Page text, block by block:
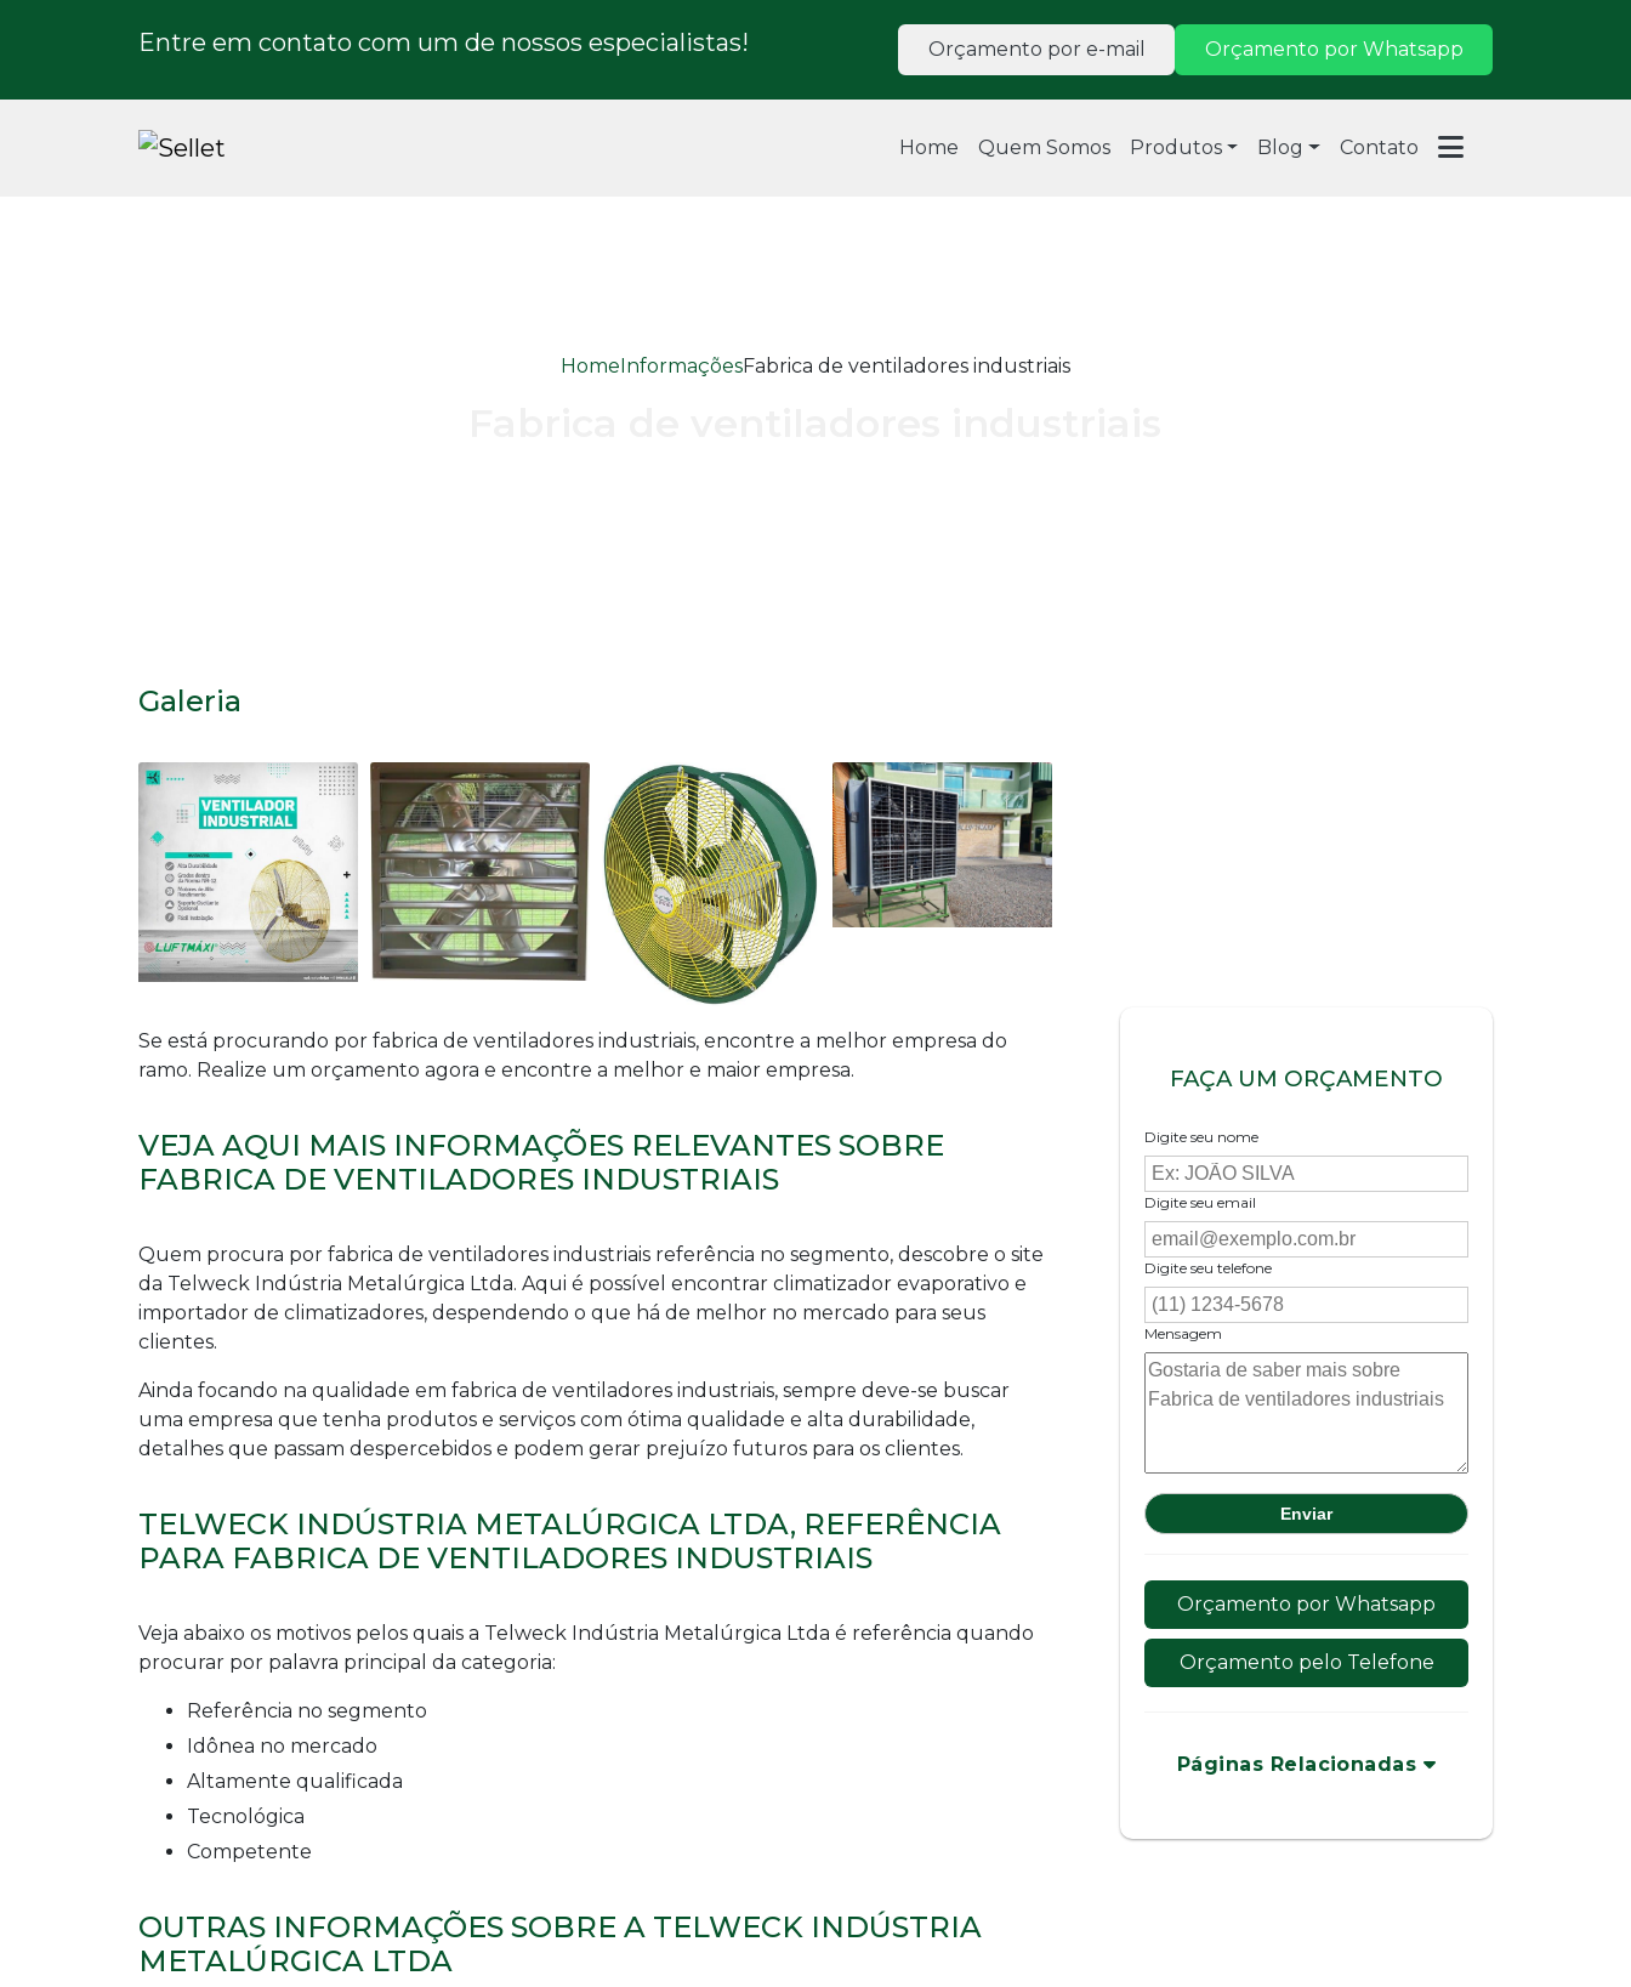
Entre em contato com um de nossos especialistas! Orçamento por e-mail Orçamento por Whatsapp
Home Quem Somos Produtos Blog Contato
Home InformaçõesFabrica de ventiladores industriais
Galeria
Se está procurando por fabrica de ventiladores industriais, encontre a melhor empresa do
ramo. Realize um orçamento agora e encontre a melhor e maior empresa.
VEJA AQUI MAIS INFORMAÇÕES RELEVANTES SOBRE
FABRICA DE VENTILADORES INDUSTRIAIS
Quem procura por fabrica de ventiladores industriais referência no segmento, descobre o site
da Telweck Indústria Metalúrgica Ltda. Aqui é possível encontrar climatizador evaporativo e
importador de climatizadores, despendendo o que há de melhor no mercado para seus
clientes.
Ainda focando na qualidade em fabrica de ventiladores industriais, sempre deve-se buscar
uma empresa que tenha produtos e serviços com ótima qualidade e alta durabilidade,
detalhes que passam despercebidos e podem gerar prejuízo futuros para os clientes.
TELWECK INDÚSTRIA METALÚRGICA LTDA, REFERÊNCIA
PARA FABRICA DE VENTILADORES INDUSTRIAIS
Veja abaixo os motivos pelos quais a Telweck Indústria Metalúrgica Ltda é referência quando
procurar por palavra principal da categoria:
referência no segmento
idônea no mercado
altamente qualificada
tecnológica
competente
OUTRAS INFORMAÇÕES SOBRE A TELWECK INDÚSTRIA
METALÚRGICA LTDA
FAÇA UM ORÇAMENTO
Digite seu nome
Digite seu email
Digite seu telefone
Mensagem
Orçamento por Whatsapp
Orçamento pelo Telefone
Páginas Relacionadas